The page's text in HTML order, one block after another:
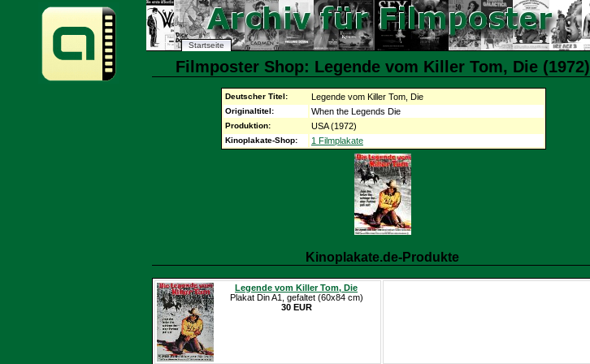
Startseite
Filmposter Shop: Legende vom Killer Tom, Die (1972)
Deutscher Titel: Legende vom Killer Tom, Die
Originaltitel: When the Legends Die
Produktion: USA (1972)
Kinoplakate-Shop: 1 Filmplakate
Kinoplakate.de-Produkte
Legende vom Killer Tom, Die
Plakat Din A1, gefaltet (60x84 cm)
30 EUR